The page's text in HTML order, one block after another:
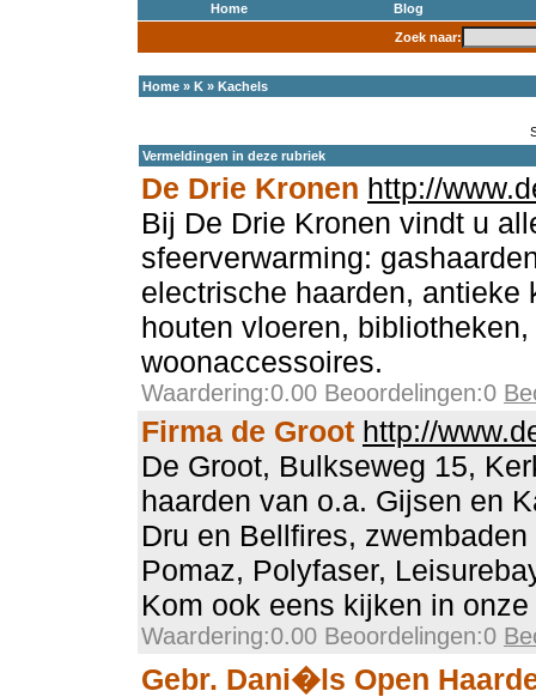
Home
Blog
Zoek naar:
Home » K » Kachels
Vermeldingen in deze rubriek
De Drie Kronen http://
Bij De Drie Kronen vindt u
sfeerverwarming:
electrische haarden, antieke
houten vloeren,
woonaccessoires.
Waardering:0.00 Beoordelingen:0
Firma de Groot http://
De Groot, Bulkseweg 15,
haarden van o.a. Gijsen en
Dru en Bellfires,
Pomaz, Polyfaser,
Kom ook eens kijken in
Waardering:0.00 Beoordelingen:0
Gebr. Dani�ls Open